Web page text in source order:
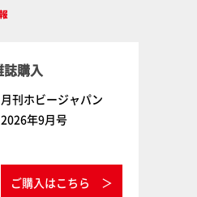
ラトミーの注目アイテム
誌購入
月刊ホビージャパン
2026年9月号
ご購入はこちら